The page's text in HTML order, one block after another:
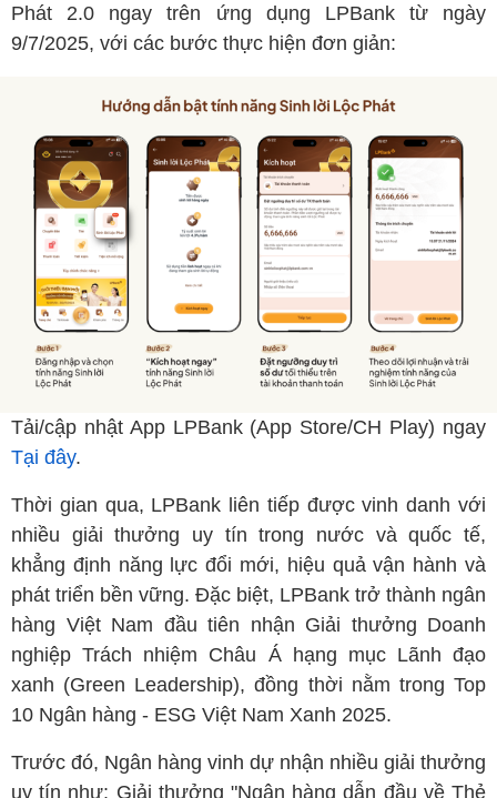
Phát 2.0 ngay trên ứng dụng LPBank từ ngày
9/7/2025, với các bước thực hiện đơn giản:
Tải/cập nhật App LPBank (App Store/CH Play) ngay
Tại đây.
Thời gian qua, LPBank liên tiếp được vinh danh với
nhiều giải thưởng uy tín trong nước và quốc tế,
khẳng định năng lực đổi mới, hiệu quả vận hành và
phát triển bền vững. Đặc biệt, LPBank trở thành ngân
hàng Việt Nam đầu tiên nhận Giải thưởng Doanh
nghiệp Trách nhiệm Châu Á hạng mục Lãnh đạo
xanh (Green Leadership), đồng thời nằm trong Top
10 Ngân hàng - ESG Việt Nam Xanh 2025.
Trước đó, Ngân hàng vinh dự nhận nhiều giải thưởng
uy tín như: Giải thưởng "Ngân hàng dẫn đầu về Thẻ